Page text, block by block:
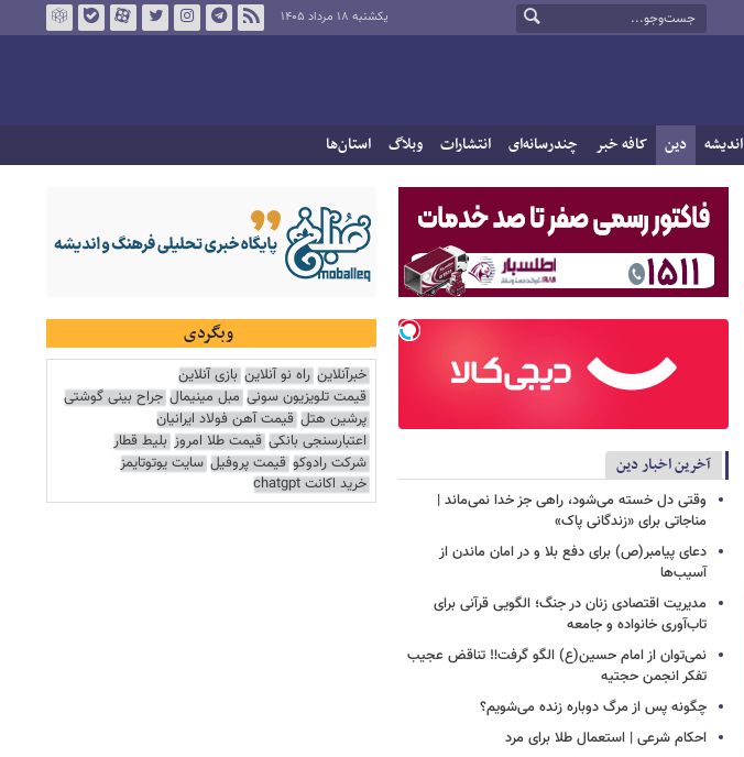
یکشنبه ۱۸ مرداد ۱۴۰۵
اندیشه دین کافه خبر چندرسانه‌ای انتشارات وبلاگ استان‌ها
آخرین اخبار دین
وقتی دل خسته می‌شود، راهی جز خدا نمی‌ماند |
مناجاتی برای «زندگانی پاک»
دعای پیامبر(ص) برای دفع بلا و در امان ماندن از
آسیب‌ها
مدیریت اقتصادی زنان در جنگ؛ الگویی قرآنی برای
تاب‌آوری خانواده و جامعه
نمی‌توان از امام حسین(ع) الگو گرفت‼ تناقض عجیب
تفکر انجمن حجتیه
چگونه پس از مرگ دوباره زنده می‌شویم؟
احکام شرعی | استعمال طلا برای مرد
وبگردی
خبرآنلاین راه نو آنلاین بازی آنلاین
قیمت تلویزیون سونی مبل مینیمال جراح بینی گوشتی
پرشین هتل قیمت آهن فولاد ایرانیان
اعتبارسنجی بانکی قیمت طلا امروز بلیط قطار
شرکت رادوکو قیمت پروفیل سایت یوتوتایمز
خرید اکانت chatgpt